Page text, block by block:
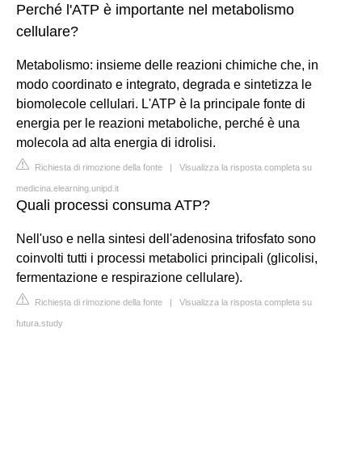
Perché l'ATP è importante nel metabolismo
cellulare?
Metabolismo: insieme delle reazioni chimiche che, in
modo coordinato e integrato, degrada e sintetizza le
biomolecole cellulari. L'ATP è la principale fonte di
energia per le reazioni metaboliche, perché è una
molecola ad alta energia di idrolisi.
Richiesta di rimozione della fonte | Visualizza la risposta completa su
medicina.elearning.unipd.it
Quali processi consuma ATP?
Nell'uso e nella sintesi dell'adenosina trifosfato sono
coinvolti tutti i processi metabolici principali (glicolisi,
fermentazione e respirazione cellulare).
Richiesta di rimozione della fonte | Visualizza la risposta completa su
futura.study